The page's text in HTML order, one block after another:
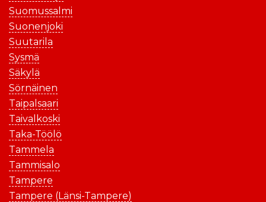
Suomussalmi
Suonenjoki
Suutarila
Sysmä
Säkylä
Sörnäinen
Taipalsaari
Taivalkoski
Taka-Töölö
Tammela
Tammisalo
Tampere
Tampere (Länsi-Tampere)